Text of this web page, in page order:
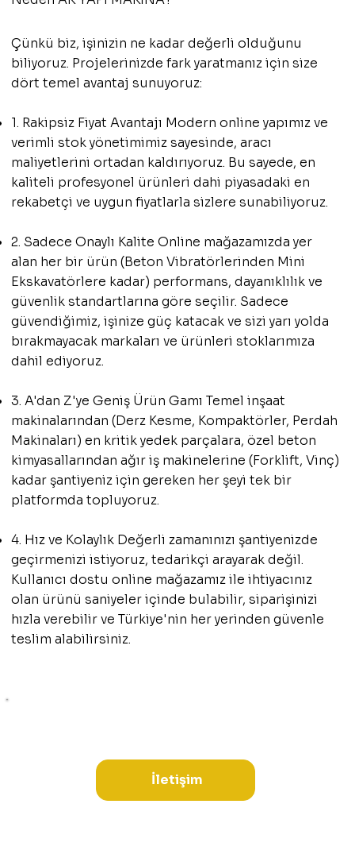
Çünkü biz, işinizin ne kadar değerli olduğunu
biliyoruz. Projelerinizde fark yaratmanız için size
dört temel avantaj sunuyoruz:
1. Rakipsiz Fiyat Avantajı Modern online yapımız ve
verimli stok yönetimimiz sayesinde, aracı
maliyetlerini ortadan kaldırıyoruz. Bu sayede, en
kaliteli profesyonel ürünleri dahi piyasadaki en
rekabetçi ve uygun fiyatlarla sizlere sunabiliyoruz.
2. Sadece Onaylı Kalite Online mağazamızda yer
alan her bir ürün (Beton Vibratörlerinden Mini
Ekskavatörlere kadar) performans, dayanıklılık ve
güvenlik standartlarına göre seçilir. Sadece
güvendiğimiz, işinize güç katacak ve sizi yarı yolda
bırakmayacak markaları ve ürünleri stoklarımıza
dahil ediyoruz.
3. A'dan Z'ye Geniş Ürün Gamı Temel inşaat
makinalarından (Derz Kesme, Kompaktörler, Perdah
Makinaları) en kritik yedek parçalara, özel beton
kimyasallarından ağır iş makinelerine (Forklift, Vinç)
kadar şantiyeniz için gereken her şeyi tek bir
platformda topluyoruz.
4. Hız ve Kolaylık Değerli zamanınızı şantiyenizde
geçirmenizi istiyoruz, tedarikçi arayarak değil.
Kullanıcı dostu online mağazamız ile ihtiyacınız
olan ürünü saniyeler içinde bulabilir, siparişinizi
hızla verebilir ve Türkiye'nin her yerinden güvenle
teslim alabilirsiniz.
İletişim